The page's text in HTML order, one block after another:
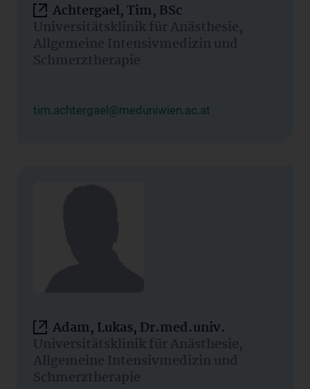
Achtergael, Tim, BSc
Universitätsklinik für Anästhesie,
Allgemeine Intensivmedizin und
Schmerztherapie
tim.achtergael@meduniwien.ac.at
Adam, Lukas, Dr.med.univ.
Universitätsklinik für Anästhesie,
Allgemeine Intensivmedizin und
Schmerztherapie